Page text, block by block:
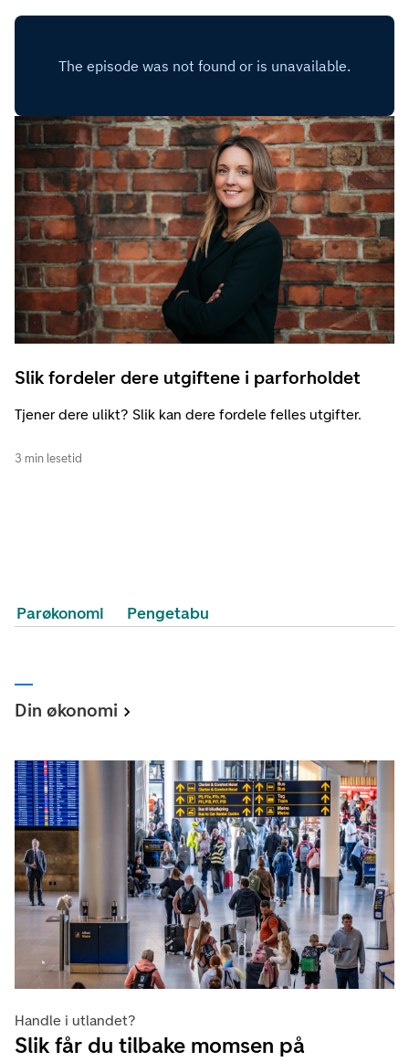
Slik fordeler dere utgiftene i parforholdet
Tjener dere ulikt? Slik kan dere fordele felles utgifter.
3 min lesetid
Parøkonomi Pengetabu
Din økonomi
Handle i utlandet?
Slik får du tilbake momsen på